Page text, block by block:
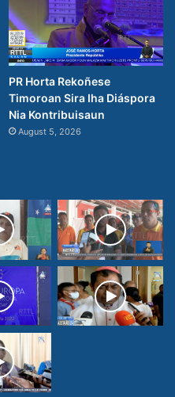
PR Horta Rekoñese
Timoroan Sira Iha Diáspora
Nia Kontribuisaun
August 5, 2026